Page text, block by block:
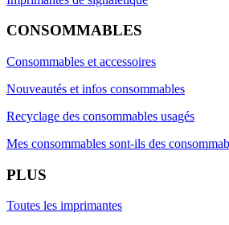
CONSOMMABLES
Consommables et accessoires
Nouveautés et infos consommables
Recyclage des consommables usagés
Mes consommables sont-ils des
PLUS
Toutes les imprimantes